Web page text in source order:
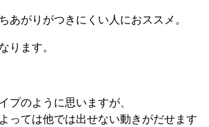
あがりがつきにくい人におススメ。
ります。
プのように思いますが、
っては他では出せない動きがだせます